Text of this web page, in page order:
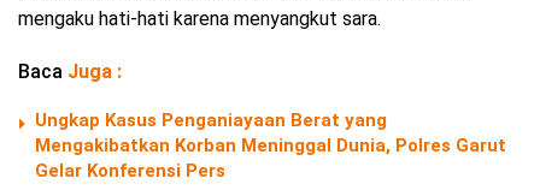
mengaku hati-hati karena menyangkut sara.
Baca Juga :
Ungkap Kasus Penganiayaan Berat yang
Mengakibatkan Korban Meninggal Dunia, Polres Garut
Gelar Konferensi Pers